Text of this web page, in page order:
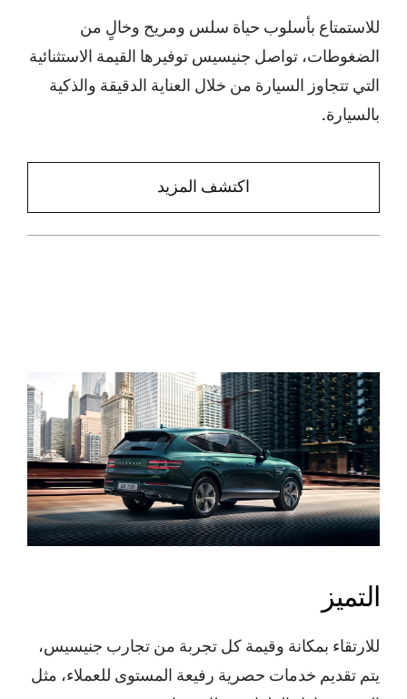
للاستمتاع بأسلوب حياة سلس ومريح وخالٍ من
الضغوطات، تواصل جنيسيس توفيرها القيمة الاستثنائية
التي تتجاوز السيارة من خلال العناية الدقيقة والذكية
بالسيارة.
اكتشف المزيد
التميز
للارتقاء بمكانة وقيمة كل تجربة من تجارب جنيسيس،
يتم تقديم خدمات حصرية رفيعة المستوى للعملاء، مثل